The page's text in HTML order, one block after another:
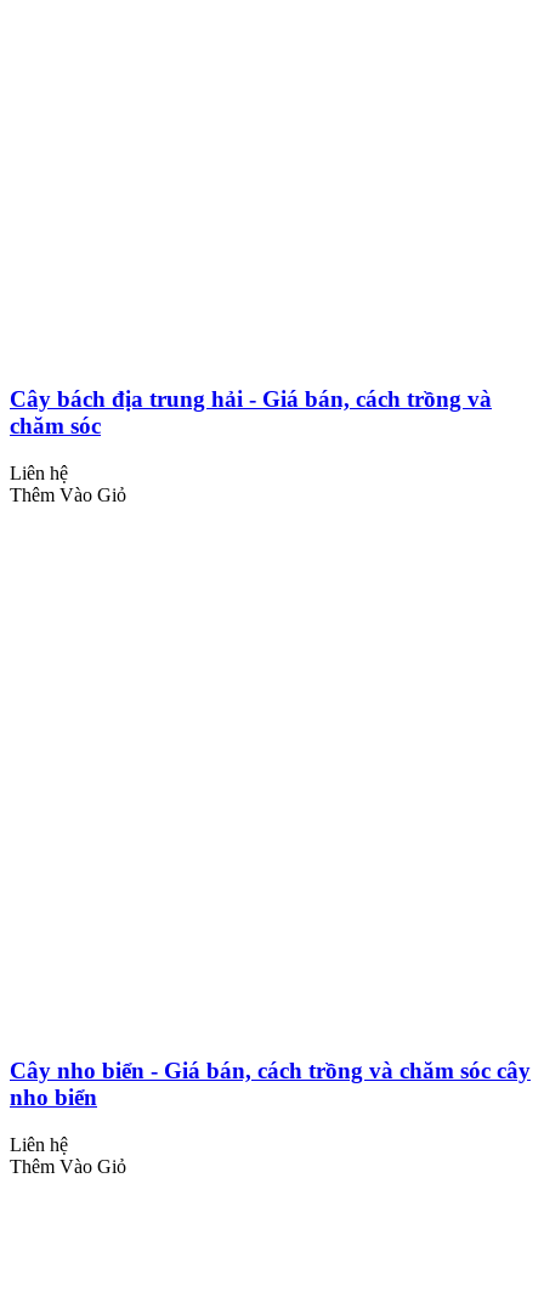
Cây bách địa trung hải - Giá bán, cách trồng và
chăm sóc
Liên hệ
Thêm Vào Giỏ
Cây nho biển - Giá bán, cách trồng và chăm sóc cây
nho biển
Liên hệ
Thêm Vào Giỏ